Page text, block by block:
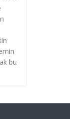
bu